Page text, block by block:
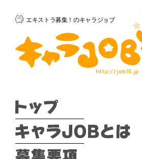
エキストラ募集！のキャラジョブ